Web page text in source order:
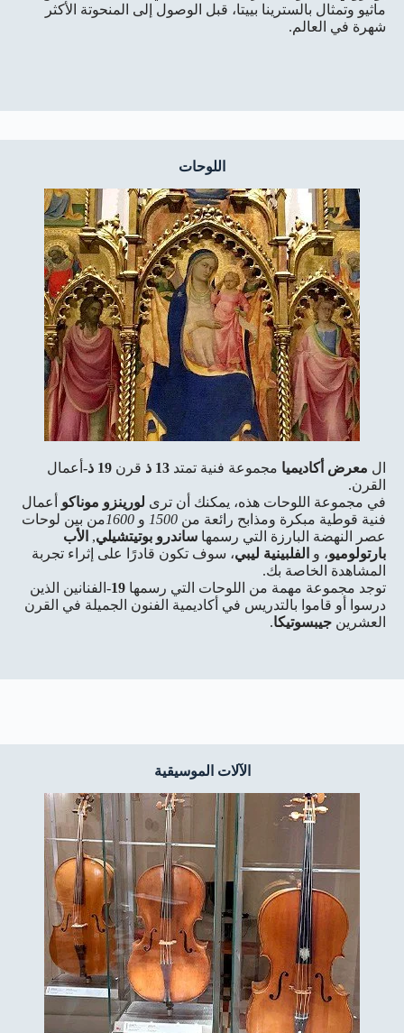
ماثيو وتمثال بالسترينا بييتا، قبل الوصول إلى المنحوتة الأكثر
شهرة في العالم.
اللوحات
ال معرض أكاديميا مجموعة فنية تمتد 13 ذ قرن 19 ذ-أعمال
القرن.
في مجموعة اللوحات هذه، يمكنك أن ترى لورينزو موناكو أعمال
فنية قوطية مبكرة ومذابح رائعة من 1500 و 1600من بين لوحات
عصر النهضة البارزة التي رسمها ساندرو بوتيتشيلي, الأب
بارتولوميو، و الفلبينية ليبي، سوف تكون قادرًا على إثراء تجربة
المشاهدة الخاصة بك.
توجد مجموعة مهمة من اللوحات التي رسمها 19-الفنانين الذين
درسوا أو قاموا بالتدريس في أكاديمية الفنون الجميلة في القرن
العشرين جيبسوتيكا.
الآلات الموسيقية